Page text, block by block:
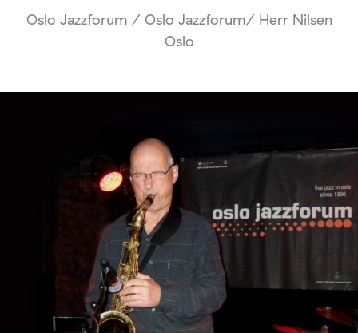
Oslo Jazzforum / Oslo Jazzforum/ Herr Nilsen
Oslo